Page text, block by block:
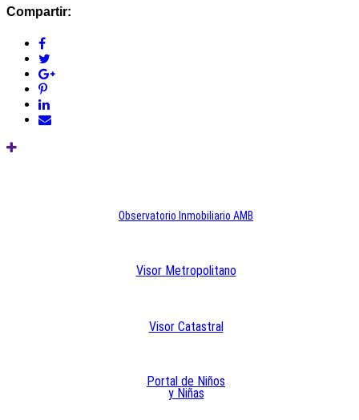
Compartir:
Observatorio Inmobiliario AMB
Visor Metropolitano
Visor Catastral
Portal de Niños
y Niñas